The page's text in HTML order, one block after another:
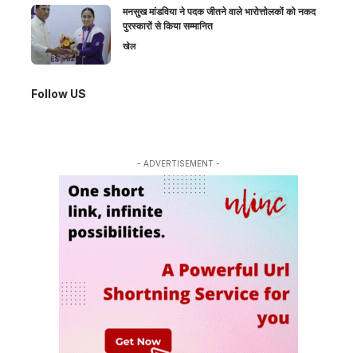
मनसुख मांडविया ने पदक जीतने वाले भारोत्तोलकों को नकद
पुरस्कारों से किया सम्मानित
खेल
Follow US
- ADVERTISEMENT -